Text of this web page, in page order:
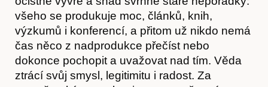
všeho se produkuje moc, článků, knih,
výzkumů i konferencí, a přitom už nikdo nemá
čas něco z nadprodukce přečíst nebo
dokonce pochopit a uvažovat nad tím. Věda
ztrácí svůj smysl, legitimitu i radost. Za